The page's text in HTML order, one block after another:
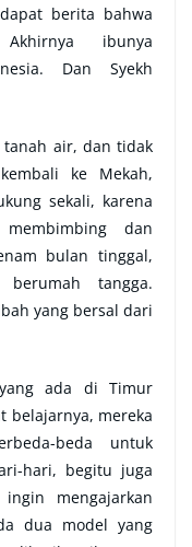
berita bahwa
ibunya
Dan Syekh
tanah air, dan tidak
ke Mekah,
sekali, karena
dan
bulan tinggal,
tangga.
yang bersal dari
ada di Timur
belajarnya, mereka
beda untuk
hari, begitu juga
mengajarkan
dua model yang